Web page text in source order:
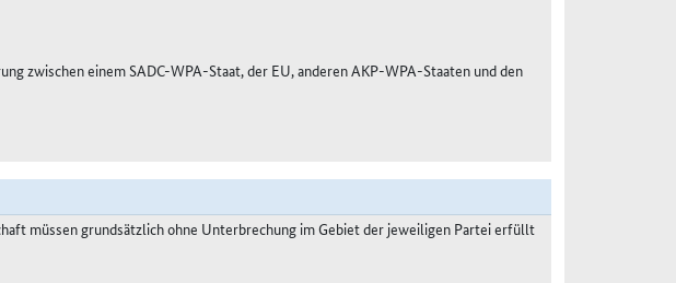
zwischen einem SADC-WPA-Staat, der EU, anderen AKP-WPA-Staaten und den
müssen grundsätzlich ohne Unterbrechung im Gebiet der jeweiligen Partei erfüllt